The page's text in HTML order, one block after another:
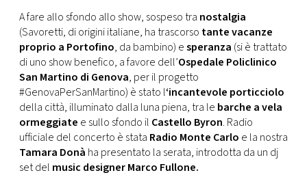
A fare allo sfondo allo show, sospeso tra nostalgia
(Savoretti, di origini italiane, ha trascorso tante vacanze
proprio a Portofino, da bambino) esperanza (si è trattato
di uno show benefico, a favore dell’Ospedale Policlinico
San Martino di Genova, per il progetto
#GenovaPerSanMartino) è stato l‘incantevole porticciolo
della città, illuminato dalla luna piena, tra le barche a vela
ormeggiate e sullo sfondo il Castello Byron. Radio
ufficiale del concerto è stata Radio Monte Carlo e la nostra
Tamara Donà ha presentato la serata, introdotta da un dj
set del music designer Marco Fullone.